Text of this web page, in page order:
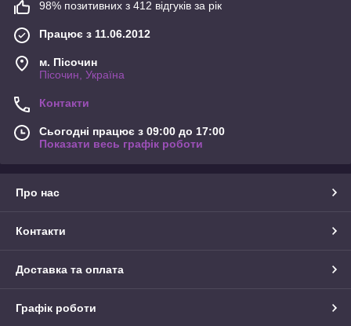
98% позитивних з 412 відгуків за рік
Працює з 11.06.2012
м. Пісочин
Пісочин, Україна
Контакти
Сьогодні працює з 09:00 до 17:00
Показати весь графік роботи
Про нас
Контакти
Доставка та оплата
Графік роботи